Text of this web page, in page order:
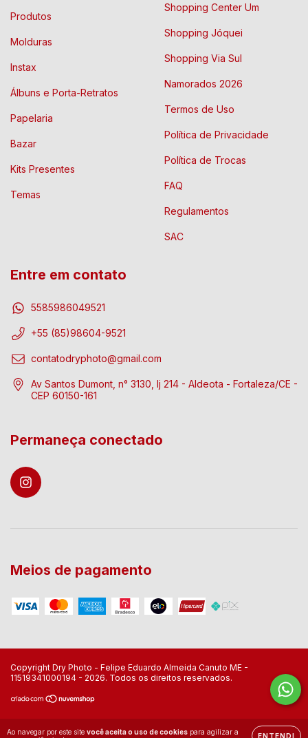
Ao navegar por este site você aceita o uso de cookies para agilizar a
ENTENDI
Produtos
Molduras
Instax
Álbuns e Porta-Retratos
Papelaria
Bazar
Kits Presentes
Temas
Shopping Center Um
Shopping Jóquei
Shopping Via Sul
Namorados 2026
Termos de Uso
Política de Privacidade
Política de Trocas
FAQ
Regulamentos
SAC
Entre em contato
5585986049521
+55 (85)98604-9521
contatodryphoto@gmail.com
Av Santos Dumont, n° 3130, lj 214 - Aldeota - Fortaleza/CE -
CEP 60150-161
Permaneça conectado
Meios de pagamento
Copyright Dry Photo - Felipe Eduardo Almeida Canuto ME -
11519341000194 - 2026. Todos os direitos reservados.